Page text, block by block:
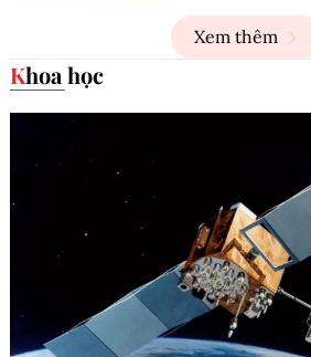
Xem thêm
Khoa học